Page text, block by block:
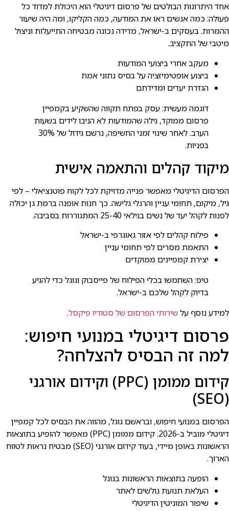
אחד היתרונות הבולטים של פרסום דיגיטלי הוא היכולת למדוד כל
פעולה: כמה אנשים ראו את המודעה, כמה הקליקו, ומה היה שיעור
ההמרות. בעסקים ב-ישראל, מדידה נכונה מבטיחה התייעלות וניצול
מיטבי של התקציב.
מעקב אחרי ביצועי המודעות
ביצוע אופטימיזציה על בסיס נתוני אמת
הגדרת יעדים ומדידתם
דוגמה מעשית: עסק בפתח תקווה שהשקיע בקמפיין
פרסום ממוקד, גילה שהמודעות לא הניבו לידים בשעות
הערב. לאחר שינוי זמני החשיפה, נרשם גידול של 30%
בפניות.
מיקוד קהלים והתאמה אישית
הפרסום הדיגיטלי מאפשר פנייה מדויקת לכל לקוח פוטנציאלי – לפי
גיל, מיקום, תחומי עניין והרגלי גלישה. כך חנות אופנה ברמת גן יכולה
לפנות לקהל יעד של נשים בגילאי 25-40 המתגוררות בסביבה.
פילוח קהלים לפי אזור גאוגרפי ב-ישראל
התאמת מסרים לפי תחומי עניין
יצירת קמפיינים ממוקדים
טיפ: השתמשו בכלי הפילוח של פייסבוק וגוגל כדי להגיע
בדיוק לקהל שלכם ב-ישראל.
למידע נוסף עלשירותי הפרסום של סטודיו פיקסל.
פרסום דיגיטלי במנועי חיפוש:
למה זה הבסיס להצלחה?
קידום ממומן (PPC) וקידום אורגני
(SEO)
הפרסום במנועי חיפוש, ובראשם גוגל, מהווה את הבסיס לכל קמפיין
דיגיטלי מוביל ב-2026. קידום ממומן (PPC) מאפשר להופיע בתוצאות
הראשונות באופן מיידי, בעוד קידום אורגני (SEO) מבטיח נראות לטווח
הארוך.
הופעה בתוצאות הראשונות בגוגל
העלאת תנועת גולשים לאתר
שיפור המוניטין הדיגיטלי